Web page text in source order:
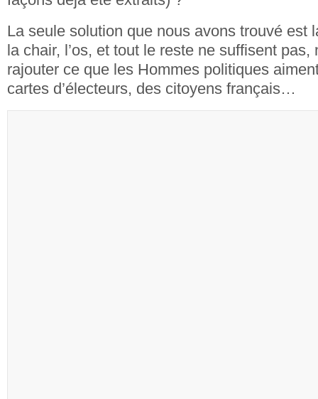
La seule solution que nous avons trouvé est
la chair, l’os, et tout le reste ne suffisent pas,
rajouter ce que les Hommes politiques
cartes d’électeurs, des citoyens français…